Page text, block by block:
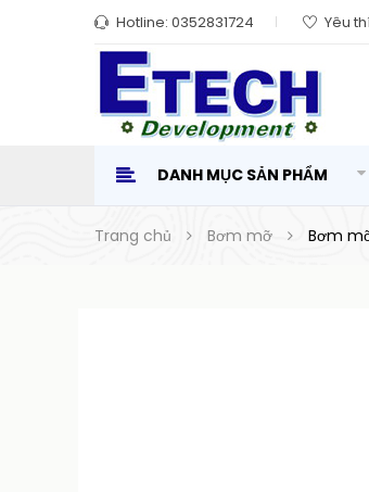
Hotline: 0352831724 Yêu
DANH MỤC SẢN PHẨM
Trang chủ Bơm mỡ Bơm